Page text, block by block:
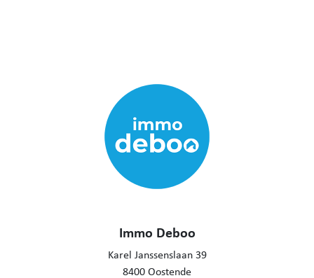
Immo Deboo
Karel Janssenslaan 39
8400 Oostende